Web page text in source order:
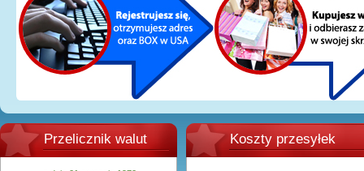
Przelicznik walut Koszty przesyłek